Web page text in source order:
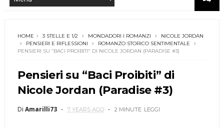
HOME 3 STELLE E 1/2 MONDADORI I ROMANZI
NICOLE JORDAN
PENSIERI E RIFLESSIONI
ROMANZO STORICO SENTIMENTALE
PENSIERI SU “BACI PROIBITI” DI NICOLE JORDAN (PARADISE #3)
Pensieri su “Baci Proibiti” di
Nicole Jordan (Paradise #3)
Di Amarilli73 7 YEARS AGO 2 MINUTE LEGGI